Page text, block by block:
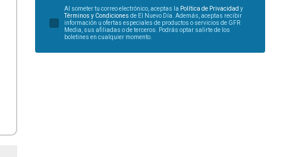
Al someter tu correo electrónico, aceptas la Política de Privacidad y
Términos y Condiciones de El Nuevo Día. Además, aceptas recibir
información u ofertas especiales de productos o servicios de GFR
Media, sus afiliadas o de terceros. Podrás optar salirte de los
boletines en cualquier momento.